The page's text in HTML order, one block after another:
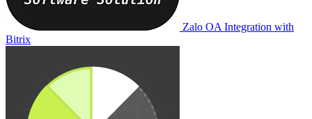
Zalo OA Integration with
Bitrix